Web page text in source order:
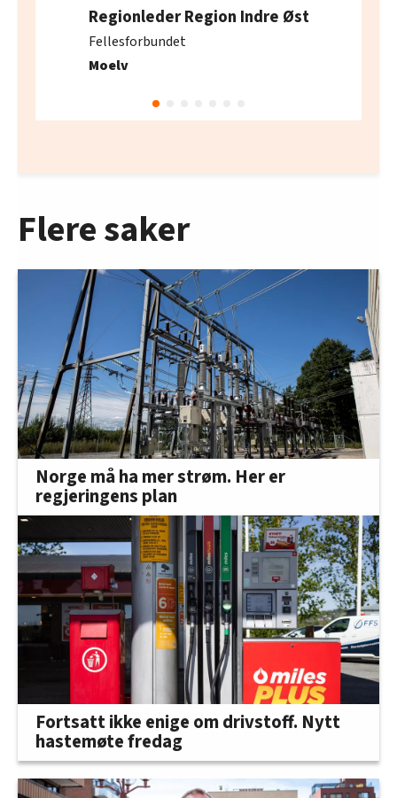
Regionleder Region Indre Øst
Fellesforbundet
Moelv
Flere saker
Norge må ha mer strøm. Her er
regjeringens plan
Fortsatt ikke enige om drivstoff. Nytt
hastemøte fredag